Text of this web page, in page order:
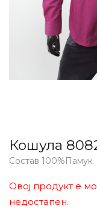
Кошула
Состав 100%Памук
Овој продукт е
недостапен.